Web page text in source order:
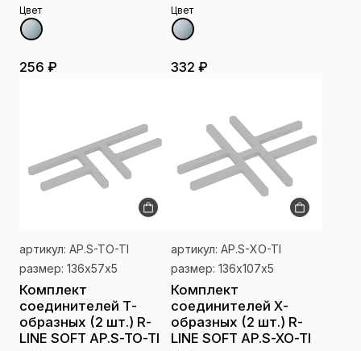
Цвет
256 ₽
Цвет
332 ₽
артикул: AP.S-TO-TI
размер: 136х57х5
Комплект
соединителей Т-
образных (2 шт.) R-
LINE SOFT AP.S-TO-TI
артикул: AP.S-XO-TI
размер: 136х107х5
Комплект
соединителей Х-
образных (2 шт.) R-
LINE SOFT AP.S-XO-TI